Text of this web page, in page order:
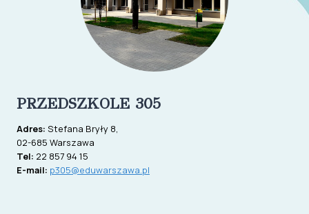
PRZEDSZKOLE 305
Adres: Stefana Bryły 8,
02-685 Warszawa
Tel: 22 857 94 15
E-mail: p305@eduwarszawa.pl